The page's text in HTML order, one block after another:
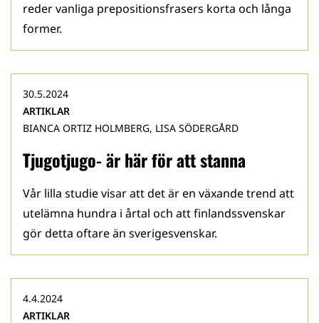
reder vanliga prepositionsfrasers korta och långa
former.
Tjugotjugo- är här för att stanna
30.5.2024
ARTIKLAR
BIANCA ORTIZ HOLMBERG, LISA SÖDERGÅRD
Vår lilla studie visar att det är en växande trend att
utelämna hundra i årtal och att finlandssvenskar
gör detta oftare än sverigesvenskar.
4.4.2024
ARTIKLAR